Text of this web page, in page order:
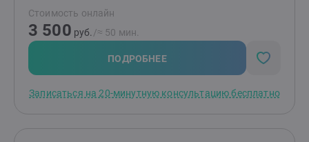
профессиональные проблемы, работаю с запросами
по смене места жительства, миграции, преодолению
жизненных проблем, путем нахождения и реализации
своих внутренних ресурсов, а главное, укреплению
воли к улучшению качества собственной
чувствовать, искренне сопереживать, понимать и
Стоимость онлайн
3 500 руб. /≈ 50 мин.
ПОДРОБНЕЕ
Записаться на 20-минутную консультацию бесплатно